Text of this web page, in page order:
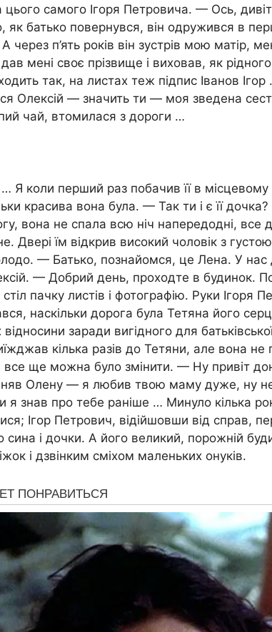
самого Ігоря Петровича. — Ось,
як батько повернувся, він одружився в
через п’ять років він зустрів мою матір,
мені своє прізвище і виховав, як
так, на листах теж підпис Іванов
Олексій — значить ти — моя зведена
чай, втомилася з дороги …
Я коли перший раз побачив її в місцевому
красива вона була. — Так ти і є її
вона не спала всю ніч напередодні, все
Двері їм відкрив високий чоловік з
— Батько, познайомся, це Лена. У
— Добрий день, проходте в будинок.
пачку листів і фотографію. Руки Ігоря
наскільки дорога була Тетяна його
відносини заради вигідного для
кілька разів до Тетяни, але вона не
все ще можна було змінити. — Ну привіт
Олену — я любив твою маму дуже, ну
я знав про тебе раніше … Минуло кілька
Ігор Петрович, відійшовши від справ,
сина і дочки. А його великий, порожній
і дзвінким сміхом маленьких онуків.